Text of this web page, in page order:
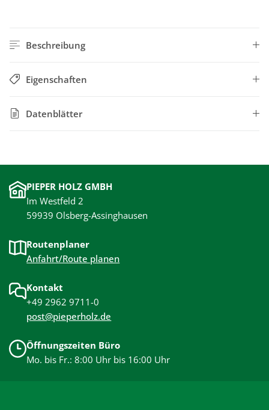
Beschreibung
Eigenschaften
Datenblätter
PIEPER HOLZ GMBH
Im Westfeld 2
59939 Olsberg-Assinghausen
Routenplaner
Anfahrt/Route planen
Kontakt
+49 2962 9711-0
post@pieperholz.de
Öffnungszeiten Büro
Mo. bis Fr.: 8:00 Uhr bis 16:00 Uhr